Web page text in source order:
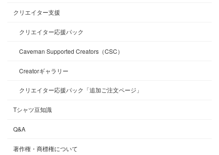
クリエイター支援
クリエイター応援パック
Caveman Supported Creators（CSC）
Creatorギャラリー
クリエイター応援パック「追加ご注文ページ」
Tシャツ豆知識
Q&A
著作権・商標権について